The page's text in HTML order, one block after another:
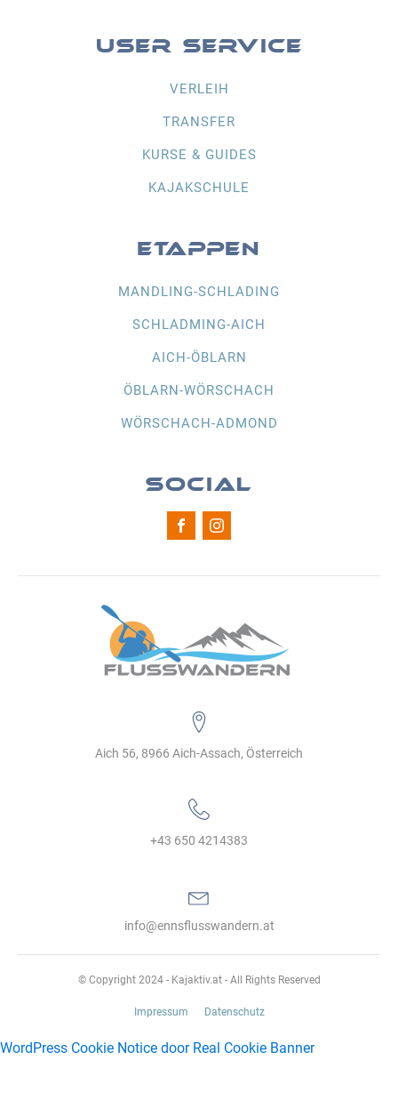
USER SERVICE
VERLEIH
TRANSFER
KURSE & GUIDES
KAJAKSCHULE
ETAPPEN
MANDLING-SCHLADING
SCHLADMING-AICH
AICH-ÖBLARN
ÖBLARN-WÖRSCHACH
WÖRSCHACH-ADMOND
SOCIAL
Aich 56, 8966 Aich-Assach, Österreich
+43 650 4214383‬
info@ennsflusswandern.at
© Copyright 2024 - Kajaktiv.at - All Rights Reserved
Impressum Datenschutz
WordPress Cookie Notice door Real Cookie Banner